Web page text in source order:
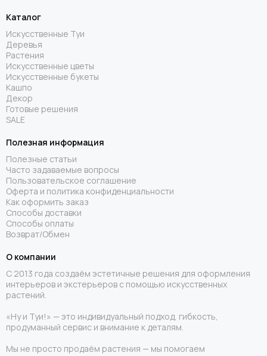
Каталог
Искусственные Туи
Деревья
Растения
Искусственные цветы
Искусственные букеты
Кашпо
Декор
Готовые решения
SALE
Полезная информация
Полезные статьи
Часто задаваемые вопросы
Пользовательское соглашение
Оферта и политика конфиденциальности
Как оформить заказ
Способы доставки
Способы оплаты
Возврат/Обмен
О компании
С 2013 года создаём эстетичные решения для оформления
интерьеров и экстерьеров с помощью искусственных
растений.
«Ну и Туи!» — это индивидуальный подход, гибкость,
продуманный сервис и внимание к деталям.
Мы не просто продаём растения — мы помогаем